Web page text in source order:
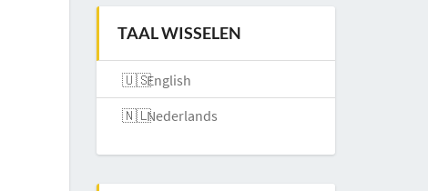
TAAL WISSELEN
English
Nederlands